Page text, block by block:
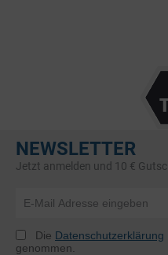
NEWSLETTER
Jetzt anmelden und 10 €
Die Datenschutzerklärung
genommen.